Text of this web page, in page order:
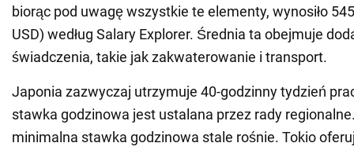
biorąc pod uwagę wszystkie te elementy, wynosiło
USD) według Salary Explorer. Średnia ta obejmuje
świadczenia, takie jak zakwaterowanie i transport.
Japonia zazwyczaj utrzymuje 40-godzinny tydzień
stawka godzinowa jest ustalana przez rady
minimalna stawka godzinowa stale rośnie. Tokio